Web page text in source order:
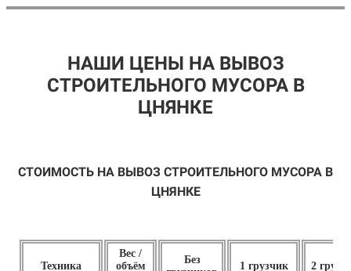
НАШИ ЦЕНЫ НА ВЫВОЗ
СТРОИТЕЛЬНОГО МУСОРА В
ЦНЯНКЕ
СТОИМОСТЬ НА ВЫВОЗ СТРОИТЕЛЬНОГО МУСОРА В
ЦНЯНКЕ
Техника
Вес /
объём
Без
1 грузчик 2